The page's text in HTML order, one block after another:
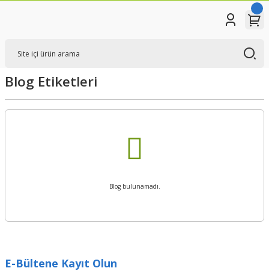
Blog Etiketleri
Blog bulunamadı.
E-Bültene Kayıt Olun